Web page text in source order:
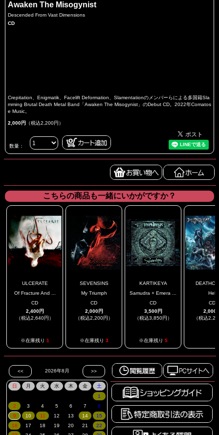
Awaken The Misogynist
Descended From Vast Dimensions
CD
Crepitation、Enigmatik、Facelift Deformation、Slamentationのメンバーらによる多国籍Sla
mming Brutal Death Metal Band「Awaken The Misogynist」のDebut CD。2022年Comatos
e Music。
2,000円 （税込2,200円）
数量：
こちらの商品も一緒にいかがですか？
ULCERATE
Of Fracture And ...
CD
2,400円
（税込2,640円）
※在庫残り 1
SEVENSINS
My Triumph
CD
2,000円
（税込2,200円）
※在庫残り 3
KARTIKEYA
Samudra + Emera ...
CD
3,500円
（税込3,850円）
※在庫残り 5
Hell
CD
2,000
（税込